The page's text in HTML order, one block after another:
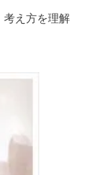
考え方を理解